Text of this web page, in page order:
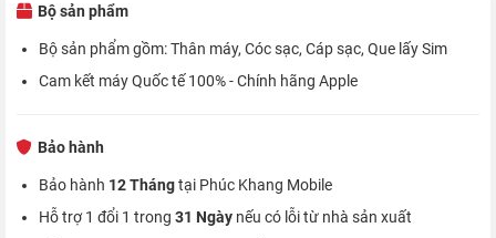
Bộ sản phẩm
Bộ sản phẩm gồm: Thân máy, Cóc sạc, Cáp sạc, Que lấy Sim
Cam kết máy Quốc tế 100% - Chính hãng Apple
Bảo hành
Bảo hành 12 Thángtại Phúc Khang Mobile
Hỗ trợ 1 đổi 1 trong 31 Ngày nếu có lỗi từ nhà sản xuất